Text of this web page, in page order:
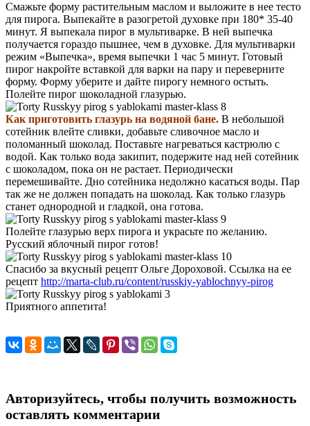
Смажьте форму растительным маслом и выложите в нее тесто
для пирога. Выпекайте в разогретой духовке при 180* 35-40
минут. Я выпекала пирог в мультиварке. В ней выпечка
получается гораздо пышнее, чем в духовке. Для мультиварки
режим «Выпечка», время выпечки 1 час 5 минут. Готовый
пирог накройте вставкой для варки на пару и переверните
форму. Форму уберите и дайте пирогу немного остыть.
Полейте пирог шоколадной глазурью.
Как приготовить глазурь на водяной бане. В небольшой
сотейник влейте сливки, добавьте сливочное масло и
поломанный шоколад. Поставьте нагреваться кастрюлю с
водой. Как только вода закипит, подержите над ней сотейник
с шоколадом, пока он не растает. Периодически
перемешивайте. Дно сотейника недолжно касаться воды. Пар
так же не должен попадать на шоколад. Как только глазурь
станет однородной и гладкой, она готова.
Полейте глазурью верх пирога и украсьте по желанию.
Русский яблочный пирог готов!
Спасибо за вкусный рецепт Ольге Дороховой. Ссылка на ее
рецепт http://marta-club.ru/content/russkiy-yablochnyy-pirog
Приятного аппетита!
Авторизуйтесь, чтобы получить возможность
оставлять комментарии